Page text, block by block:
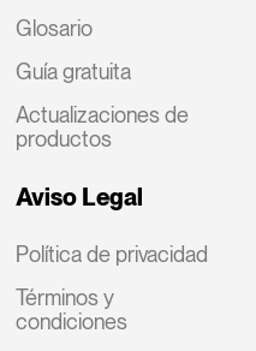
Glosario
Guía gratuita
Actualizaciones de
productos
Aviso Legal
Política de privacidad
Términos y
condiciones